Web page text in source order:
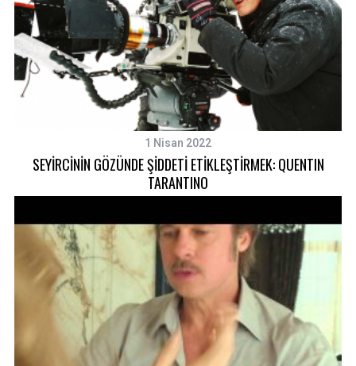
1 Nisan 2022
SEYİRCİNİN GÖZÜNDE ŞİDDETİ ETİKLEŞTİRMEK: QUENTIN
TARANTINO